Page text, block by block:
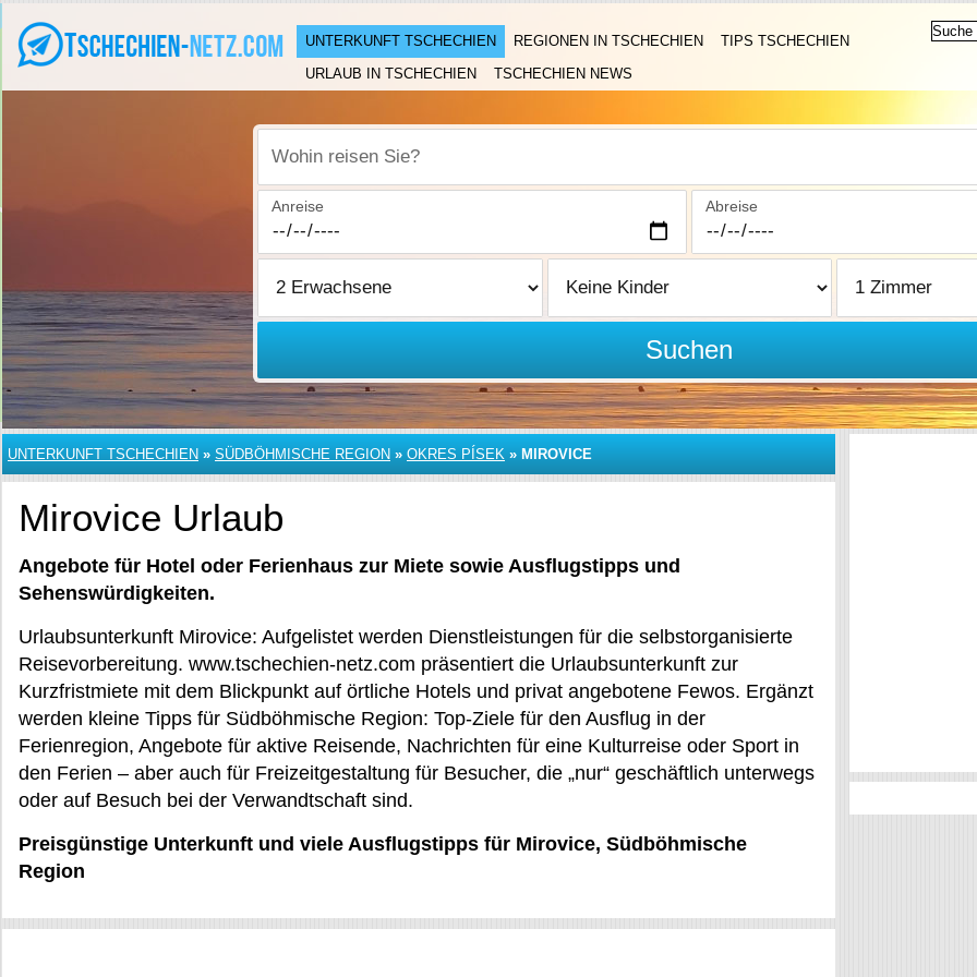
UNTERKUNFT TSCHECHIEN REGIONEN IN TSCHECHIEN
TIPS TSCHECHIEN
URLAUB IN TSCHECHIEN
TSCHECHIEN NEWS
Wohin reisen Sie?
Anreise Abreise
Suchen
UNTERKUNFT TSCHECHIEN » SÜDBÖHMISCHE REGION » OKRES PÍSEK » MIROVICE
Mirovice Urlaub
Angebote für Hotel oder Ferienhaus zur Miete sowie Ausflugstipps und
Sehenswürdigkeiten.
Urlaubsunterkunft Mirovice: Aufgelistet werden Dienstleistungen für die selbstorganisierte
Reisevorbereitung. www.tschechien-netz.com präsentiert die Urlaubsunterkunft zur
Kurzfristmiete mit dem Blickpunkt auf örtliche Hotels und privat angebotene Fewos. Ergänzt
werden kleine Tipps für Südböhmische Region: Top-Ziele für den Ausflug in der
Ferienregion, Angebote für aktive Reisende, Nachrichten für eine Kulturreise oder Sport in
den Ferien – aber auch für Freizeitgestaltung für Besucher, die „nur“ geschäftlich unterwegs
oder auf Besuch bei der Verwandtschaft sind.
Preisgünstige Unterkunft und viele Ausflugstipps für Mirovice, Südböhmische
Region